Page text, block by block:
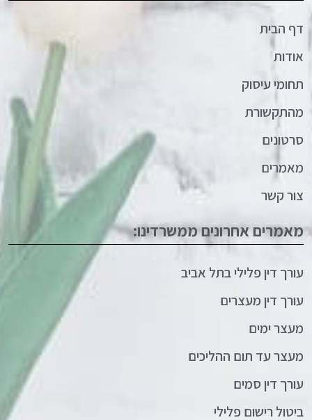
דף הבית
אודות
תחומי עיסוק
מהתקשורת
סרטונים
מאמרים
צור קשר
מאמרים אחרונים ממשרדינו:
עורך דין פלילי בתל אביב
עורך דין מעצרים
מעצר ימים
מעצר עד תום ההליכים
עורך דין סמים
ביטול רישום פלילי